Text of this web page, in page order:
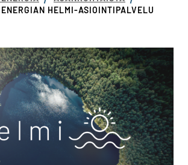
HELMI-ASIOINTIPALVELU